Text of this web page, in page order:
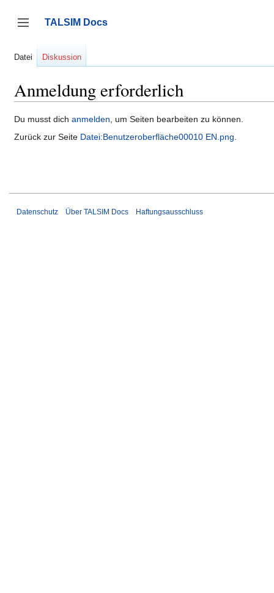
springen
Seitenleiste umschalten
TALSIM Docs
Datei Diskussion
Anmeldung erforderlich
Du musst dich anmelden , um Seiten bearbeiten zu können.
Zurück zur Seite Datei:Benutzeroberfläche00010 EN.png
Datenschutz Über TALSIM Docs Haftungsausschluss